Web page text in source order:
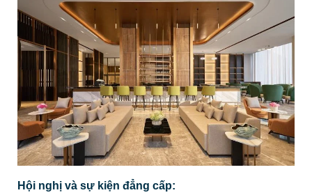
Hội nghị và sự kiện đẳng cấp: